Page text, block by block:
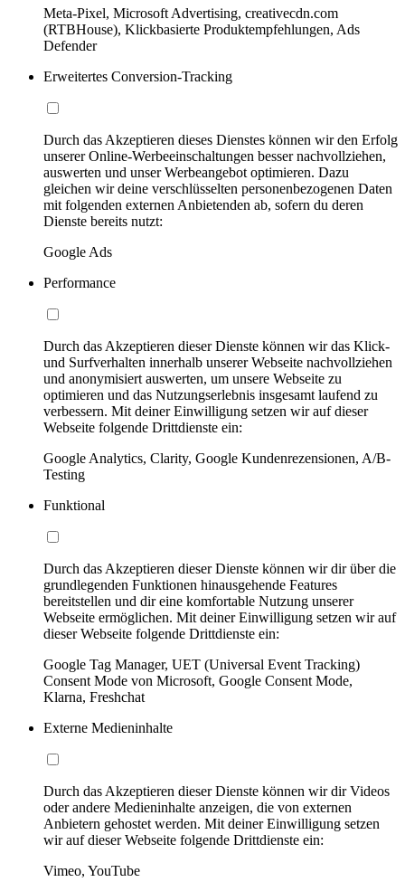
Meta-Pixel, Microsoft Advertising, creativecdn.com
(RTBHouse), Klickbasierte Produktempfehlungen, Ads
Defender
Erweitertes Conversion-Tracking
Durch das Akzeptieren dieses Dienstes können wir den Erfolg
unserer Online-Werbeeinschaltungen besser nachvollziehen,
auswerten und unser Werbeangebot optimieren. Dazu
gleichen wir deine verschlüsselten personenbezogenen Daten
mit folgenden externen Anbietenden ab, sofern du deren
Dienste bereits nutzt:
Google Ads
Performance
Durch das Akzeptieren dieser Dienste können wir das Klick-
und Surfverhalten innerhalb unserer Webseite nachvollziehen
und anonymisiert auswerten, um unsere Webseite zu
optimieren und das Nutzungserlebnis insgesamt laufend zu
verbessern. Mit deiner Einwilligung setzen wir auf dieser
Webseite folgende Drittdienste ein:
Google Analytics, Clarity, Google Kundenrezensionen, A/B-
Testing
Funktional
Durch das Akzeptieren dieser Dienste können wir dir über die
grundlegenden Funktionen hinausgehende Features
bereitstellen und dir eine komfortable Nutzung unserer
Webseite ermöglichen. Mit deiner Einwilligung setzen wir auf
dieser Webseite folgende Drittdienste ein:
Google Tag Manager, UET (Universal Event Tracking)
Consent Mode von Microsoft, Google Consent Mode,
Klarna, Freshchat
Externe Medieninhalte
Durch das Akzeptieren dieser Dienste können wir dir Videos
oder andere Medieninhalte anzeigen, die von externen
Anbietern gehostet werden. Mit deiner Einwilligung setzen
wir auf dieser Webseite folgende Drittdienste ein:
Vimeo, YouTube